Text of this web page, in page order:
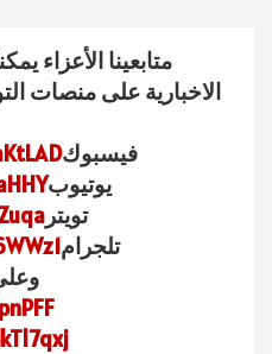
الاخبارية على منصات
فيسبوك
يوتيوب
تويتر
تلجرام